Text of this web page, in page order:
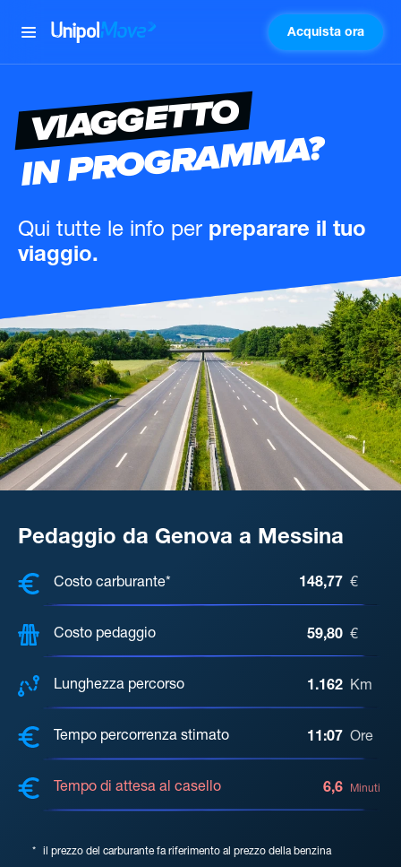
UnipolMove Acquista ora
VIAGGETTO
IN PROGRAMMA?
Qui tutte le info per preparare il tuo
viaggio.
Pedaggio da Genova a Messina
COSTI, DISTANZA, TEMPO DI
Costo carburante* 148,77 €
Costo pedaggio 59,80 €
Lunghezza percorso 1.162 Km
Tempo percorrenza stimato 11:07 Ore
Tempo di attesa al casello 6,6 Minuti
* il prezzo del carburante fa riferimento al prezzo della benzina